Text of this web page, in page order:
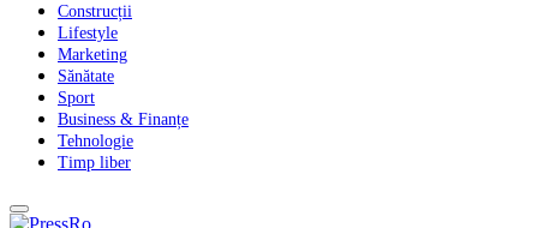
Construcții
Lifestyle
Marketing
Sănătate
Sport
Business & Finanțe
Tehnologie
Timp liber